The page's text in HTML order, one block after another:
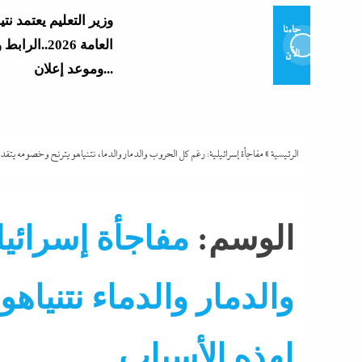
جاءنا
الآن
وزير التعليم يعتمد
العامة
وموعد إعلان...
فوق القانون والأزمة أكبر...
بالداخلية: الرئيس
الرئيسية»مفاجأة إسرائيلية: رغم كل الحروب والدمار والدماء نتنياهو يترنح وخصومه
الوسم: مفاجأة
والدمار والدماء